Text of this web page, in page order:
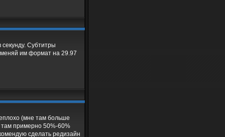
секунду. Субтитры
им формат на 29.97
(мне там больше
там примерно 50%-60%
сделать редизайн